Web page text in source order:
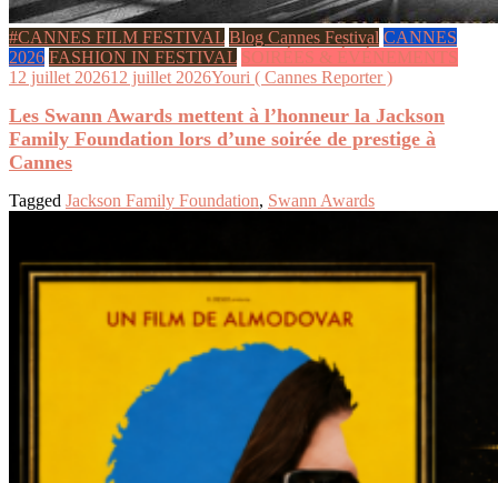
#CANNES FILM FESTIVAL Blog Cannes Festival CANNES
2026 FASHION IN FESTIVAL SOIRÉES & ÉVÉNEMENTS
12 juillet 202612 juillet 2026Youri ( Cannes Reporter )
Les Swann Awards mettent à l’honneur la Jackson
Family Foundation lors d’une soirée de prestige à
Cannes
Tagged Jackson Family Foundation, Swann Awards